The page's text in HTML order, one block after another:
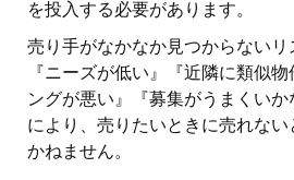
を投入する必要があります。
売り手がなかなか見つからないリ
『ニーズが低い』『近隣に類似
ングが悪い』『募集がうまくい
により、売りたいときに売れない
かねません。